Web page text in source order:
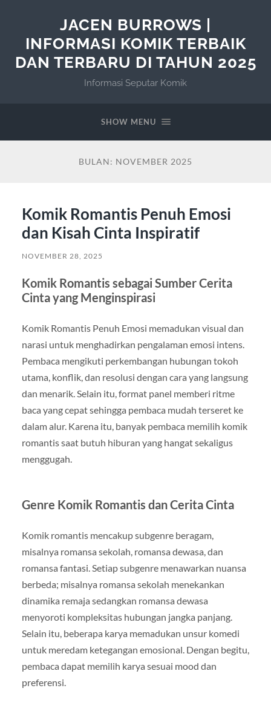
JACEN BURROWS |
INFORMASI KOMIK TERBAIK
DAN TERBARU DI TAHUN 2025
Informasi Seputar Komik
SHOW MENU
BULAN: NOVEMBER 2025
Komik Romantis Penuh Emosi
dan Kisah Cinta Inspiratif
NOVEMBER 28, 2025
Komik Romantis sebagai Sumber Cerita
Cinta yang Menginspirasi
Komik Romantis Penuh Emosi memadukan visual dan
narasi untuk menghadirkan pengalaman emosi intens.
Pembaca mengikuti perkembangan hubungan tokoh
utama, konflik, dan resolusi dengan cara yang langsung
dan menarik. Selain itu, format panel memberi ritme
baca yang cepat sehingga pembaca mudah terseret ke
dalam alur. Karena itu, banyak pembaca memilih komik
romantis saat butuh hiburan yang hangat sekaligus
menggugah.
Genre Komik Romantis dan Cerita Cinta
Komik romantis mencakup subgenre beragam,
misalnya romansa sekolah, romansa dewasa, dan
romansa fantasi. Setiap subgenre menawarkan nuansa
berbeda; misalnya romansa sekolah menekankan
dinamika remaja sedangkan romansa dewasa
menyoroti kompleksitas hubungan jangka panjang.
Selain itu, beberapa karya memadukan unsur komedi
untuk meredam ketegangan emosional. Dengan begitu,
pembaca dapat memilih karya sesuai mood dan
preferensi.